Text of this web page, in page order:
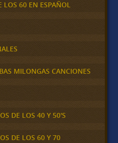
60 EN ESPAÑOL
MILONGAS CANCIONES
DE LOS 40 Y 50'S
DE LOS 60 Y 70